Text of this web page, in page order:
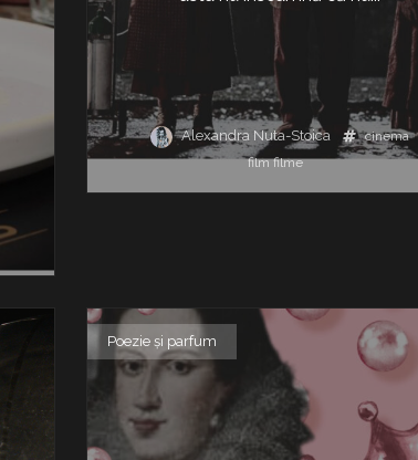
Alexandra Nuta-Stoica
cinema
film filme
Poezie şi parfum